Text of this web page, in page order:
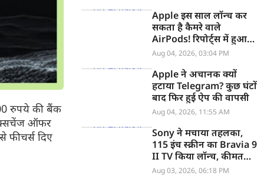
रुपये की बैंक
ऑफर
फीचर्स दिए
Apple इस साल लॉन्च कर
सकता है कैमरे वाले
AirPods! रिपोर्ट्स में हुआ
खुलासा
Aug 04, 2026, 03:04 PM
Apple ने अचानक क्यों
हटाया Telegram? कुछ घंटों
बाद फिर हुई ऐप की वापसी
Aug 04, 2026, 11:55 AM
Sony ने मचाया तहलका,
115 इंच स्क्रीन का Bravia 9
II TV किया लॉन्च, कीमत
सुनकर उड़ जाएंगे होश
Aug 03, 2026, 06:18 PM